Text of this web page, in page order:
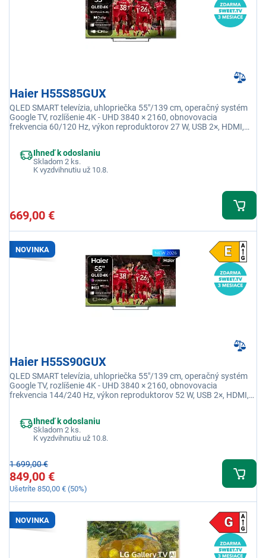
Haier H55S85GUX
QLED SMART televízia, uhlopriečka 55"/139 cm, operačný systém
Google TV, rozlíšenie 4K - UHD 3840 × 2160, obnovovacia
frekvencia 60/120 Hz, výkon reproduktorov 27 W, USB 2×, HDMI,
Ihneď k odoslaniu
Skladom 2 ks.
K vyzdvihnutiu už 10.8.
669,00 €
NOVINKA
Haier H55S90GUX
QLED SMART televízia, uhlopriečka 55"/139 cm, operačný systém
Google TV, rozlíšenie 4K - UHD 3840 × 2160, obnovovacia
frekvencia 144/240 Hz, výkon reproduktorov 52 W, USB 2×, HDMI,
Ihneď k odoslaniu
Skladom 2 ks.
K vyzdvihnutiu už 10.8.
1 699,00 €
849,00 €
Ušetríte 850,00 € (50%)
NOVINKA